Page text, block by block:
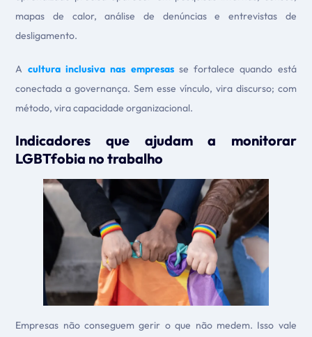
mapas de calor, análise de denúncias e entrevistas de
desligamento.
A cultura inclusiva nas empresasse fortalece quando está
conectada a governança. Sem esse vínculo, vira discurso; com
método, vira capacidade organizacional.
Indicadores que ajudam a monitorar
LGBTfobia no trabalho
Empresas não conseguem gerir o que não medem. Isso vale